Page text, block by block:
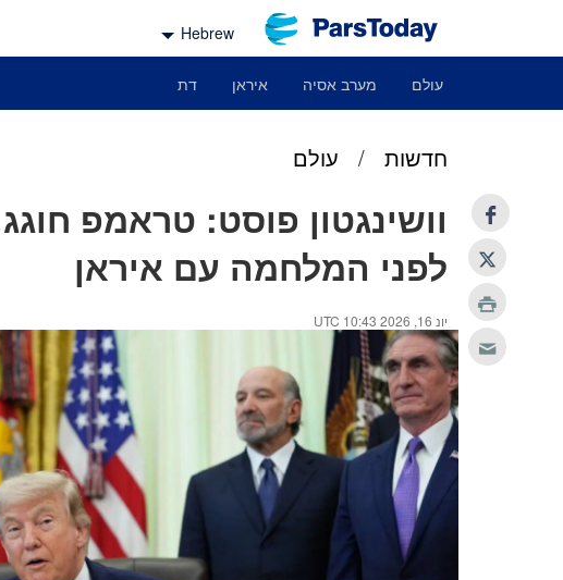
Hebrew
עולם מערב אסיה איראן דת
חדשות / עולם
וושינגטון פוסט: טראמפ
לפני המלחמה עם איראן
יונ 16, 2026 10:43 UTC